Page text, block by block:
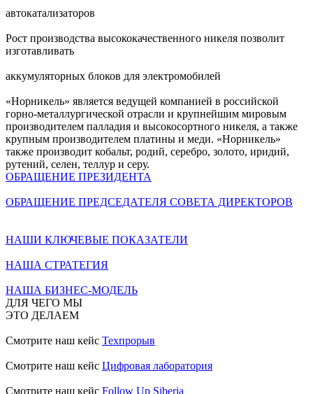
автокатализаторов
Рост производства высококачественного никеля позволит
изготавливать
аккумуляторных блоков для электромобилей
«Норникель» является ведущей компанией в российской
горно-металлургической отрасли и крупнейшим мировым
производителем палладия и высокосортного никеля, а также
крупным производителем платины и меди. «Норникель»
также производит кобальт, родий, серебро, золото, иридий,
рутений, селен, теллур и серу.
ОБРАЩЕНИЕ ПРЕЗИДЕНТА
ОБРАЩЕНИЕ ПРЕДСЕДАТЕЛЯ СОВЕТА ДИРЕКТОРОВ
НАШИ КЛЮЧЕВЫЕ ПОКАЗАТЕЛИ
НАША СТРАТЕГИЯ
НАША БИЗНЕС-МОДЕЛЬ
ДЛЯ ЧЕГО МЫ
ЭТО ДЕЛАЕМ
Смотрите наш кейс Техпрорыв
Смотрите наш кейс Цифровая лаборатория
Смотрите наш кейс Follow Up Siberia